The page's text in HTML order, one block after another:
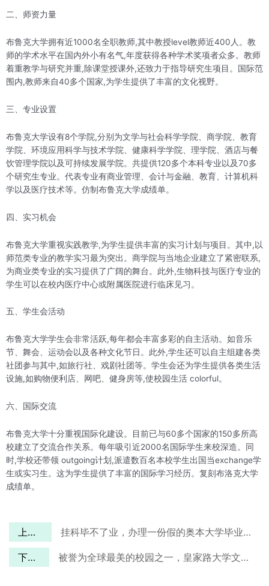
二、师资力量
布鲁克大学拥有近1000名全职教师,其中教授level教师近400人。教
师的学术水平在国内外小有名气,年度获得各种学术奖项者众多。教师
着重教学与研究并重,除课堂授课外,还致力于指导研究生项目。国际范
围内,教师来自40多个国家,为学生提供了丰富的文化视野。
三、专业设置
布鲁克大学设有8个学院,分别为文学与社会科学学院、商学院、教育
学院、环境应用科学与技术学院、健康科学学院、理学院、酒店与餐
饮管理学院以及可持续发展学院。共提供120多个本科专业以及70多
个研究生专业。代表专业有商业管理、会计与金融、教育、计算机科
学以及医疗技术等。仿制布鲁克大学成绩单。
四、实习机会
布鲁克大学重视实践教学,为学生提供丰富的实习计划与项目。其中,以
师范类专业的教学实习最为突出。商学院与当地企业建立了紧密联系,
为商业类专业的实习提供了广阔的舞台。此外,生物科技与医疗专业的
学生可以在校内医疗中心或附属医院进行临床见习。
五、学生会活动
布鲁克大学学生会非常活跃,每年都会丰富多彩的自主活动。如音乐
节、舞会、运动会以及各种文化节日。此外,学生还可以自主组建各类
社团参与其中,如旅行社、戏剧社团等。学生会还为学生提供各类生活
设施,如购物便利店、网吧、健身房等,使校园生活 colorful。
六、国际交流
布鲁克大学十分重视国际化建设。目前已与60多个国家的150多所高
校建立了交流合作关系。每年吸引近2000名国际学生来校深造。同
时,学校还带领 outgoing计划,派遣数百名本校学生出国当exchange学
生或实习生。这为学生提供了丰富的国际学习经历。复刻布洛克大学
成绩单。
上一篇 挂科毕不了业，办理一份假的奥本大学毕业证给家人看
下一篇 被誉为全球最美的校园之一，皇家路大学文凭如何在线定制？